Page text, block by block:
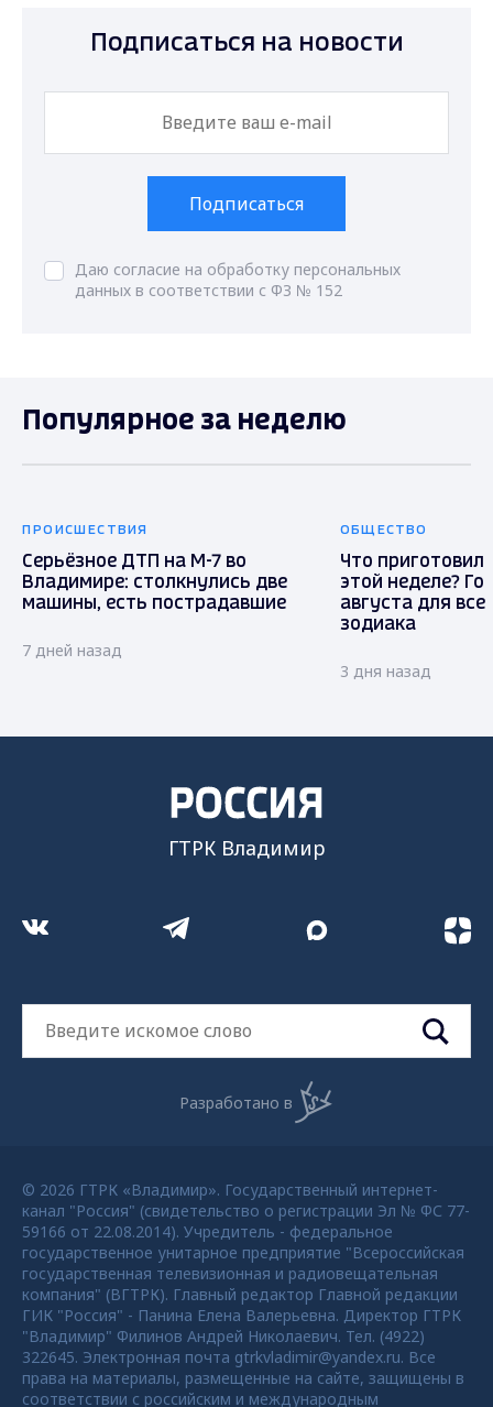
Подписаться на новости
Подписаться
Даю согласие на обработку персональных
данных в соответствии с ФЗ № 152
Популярное за неделю
ПРОИСШЕСТВИЯ
Серьёзное ДТП на М-7 во
Владимире: столкнулись две
машины, есть пострадавшие
7 дней назад
ОБЩЕСТВО
Что
этой неделе?
августа для
зодиака
3 дня назад
ГТРК Владимир
Разработано в
© 2026 ГТРК «Владимир». Государственный интернет-
канал "Россия" (свидетельство о регистрации Эл № ФС 77-
59166 от 22.08.2014). Учредитель - федеральное
государственное унитарное предприятие "Всероссийская
государственная телевизионная и радиовещательная
компания" (ВГТРК). Главный редактор Главной редакции
ГИК "Россия" - Панина Елена Валерьевна. Директор ГТРК
"Владимир" Филинов Андрей Николаевич. Тел. (4922)
322645. Электронная почта gtrkvladimir@yandex.ru. Все
права на материалы, размещенные на сайте, защищены в
соответствии с российским и международным